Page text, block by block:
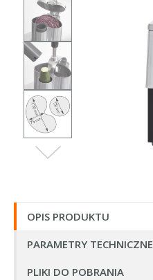
OPIS PRODUKTU
PARAMETRY TECHNICZNE
PLIKI DO POBRANIA